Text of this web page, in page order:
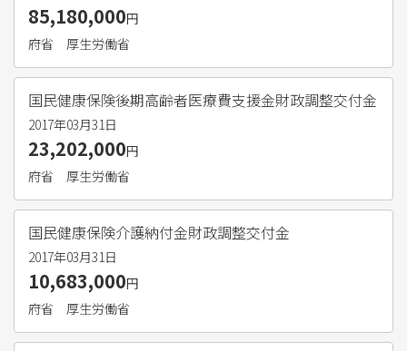
85,180,000円
府省
厚生労働省
国民健康保険後期高齢者医療費支援金財政調整交付金
2017年03月31日
23,202,000円
府省
厚生労働省
国民健康保険介護納付金財政調整交付金
2017年03月31日
10,683,000円
府省
厚生労働省